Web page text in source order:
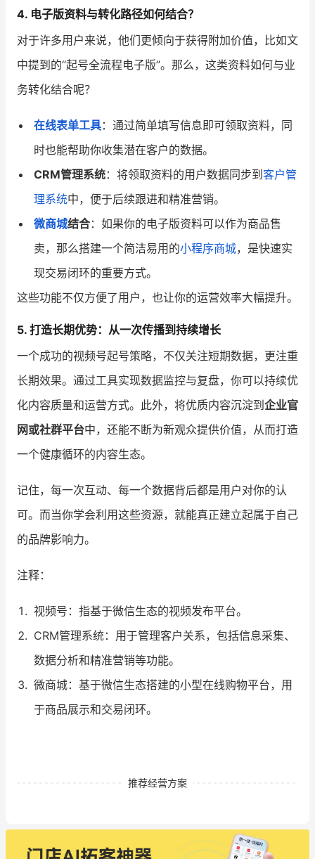
4. 电子版资料与转化路径如何结合？
对于许多用户来说，他们更倾向于获得附加价值，比如文
中提到的“起号全流程电子版”。那么，这类资料如何与业
务转化结合呢？
在线表单工具：通过简单填写信息即可领取资料，同
时也能帮助你收集潜在客户的数据。
CRM管理系统：将领取资料的用户数据同步到 客户管
理系统中，便于后续跟进和精准营销。
微商城结合：如果你的电子版资料可以作为商品售
卖，那么搭建一个简洁易用的小程序商城，是快速实
现交易闭环的重要方式。
这些功能不仅方便了用户，也让你的运营效率大幅提升。
5. 打造长期优势：从一次传播到持续增长
一个成功的视频号起号策略，不仅关注短期数据，更注重
长期效果。通过工具实现数据监控与复盘，你可以持续优
化内容质量和运营方式。此外，将优质内容沉淀到 企业官
网或社群平台中，还能不断为新观众提供价值，从而打造
一个健康循环的内容生态。
记住，每一次互动、每一个数据背后都是用户对你的认
可。而当你学会利用这些资源，就能真正建立起属于自己
的品牌影响力。
注释：
视频号：指基于微信生态的视频发布平台。
CRM管理系统：用于管理客户关系，包括信息采集、
数据分析和精准营销等功能。
微商城：基于微信生态搭建的小型在线购物平台，用
于商品展示和交易闭环。
推荐经营方案